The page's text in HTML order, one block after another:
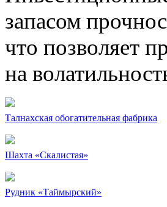
запасом
что позволяет
на
Талнахская обогатительная фабрика
Шахта «Скалистая»
Рудник «Таймырский»